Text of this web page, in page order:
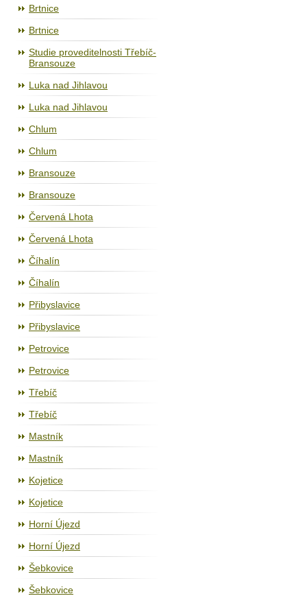
Brtnice
Brtnice
Studie proveditelnosti Třebíč-
Bransouze
Luka nad Jihlavou
Luka nad Jihlavou
Chlum
Chlum
Bransouze
Bransouze
Červená Lhota
Červená Lhota
Číhalín
Číhalín
Přibyslavice
Přibyslavice
Petrovice
Petrovice
Třebíč
Třebíč
Mastník
Mastník
Kojetice
Kojetice
Horní Újezd
Horní Újezd
Šebkovice
Šebkovice